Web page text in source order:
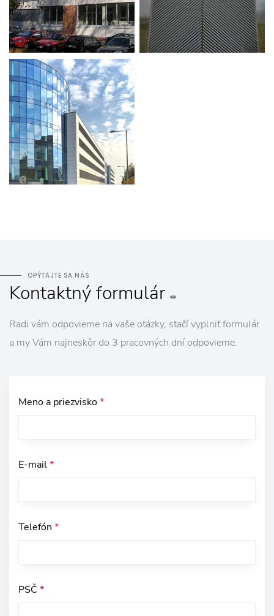
OPÝTAJTE SA NÁS
Kontaktnýformulár
Radi vám odpovieme na vaše otázky, stačí vyplniť formulár
a my Vám najneskôr do 3 pracovných dní odpovieme.
Meno a priezvisko*
E-mail*
Telefón *
PSČ *